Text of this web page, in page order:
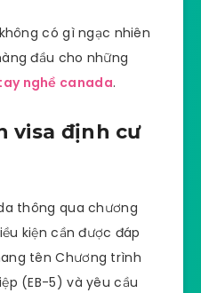
có gì ngạc nhiên
đầu cho những
nghề canada.
visa định cư
thông qua chương
kiện cần được đáp
tên Chương trình
(EB-5) và yêu cầu